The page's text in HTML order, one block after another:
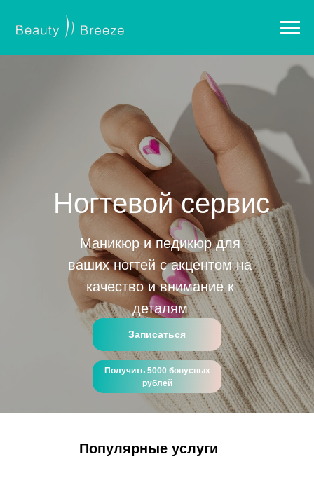
Маникюр и педикюр для
ваших ногтей с акцентом на
качество и внимание к
деталям
Ногтевой сервис
Получить 5000 бонусных
рублей
Записаться
Популярные услуги